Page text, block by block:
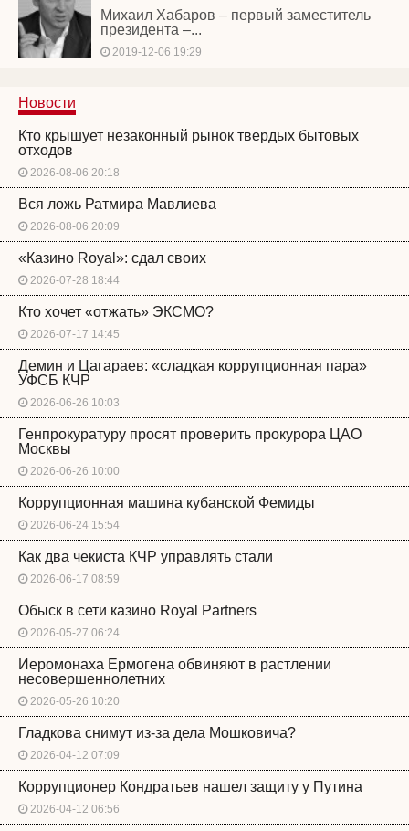
Михаил Хабаров – первый заместитель
президента –...
2019-12-06 19:29
Новости
Кто крышует незаконный рынок твердых бытовых
отходов
2026-08-06 20:18
Вся ложь Ратмира Мавлиева
2026-08-06 20:09
«Казино Royal»: сдал своих
2026-07-28 18:44
Кто хочет «отжать» ЭКСМО?
2026-07-17 14:45
Демин и Цагараев: «сладкая коррупционная пара»
УФСБ КЧР
2026-06-26 10:03
Генпрокуратуру просят проверить прокурора ЦАО
Москвы
2026-06-26 10:00
Коррупционная машина кубанской Фемиды
2026-06-24 15:54
Как два чекиста КЧР управлять стали
2026-06-17 08:59
Обыск в сети казино Royal Partners
2026-05-27 06:24
Иеромонаха Ермогена обвиняют в растлении
несовершеннолетних
2026-05-26 10:20
Гладкова снимут из-за дела Мошковича?
2026-04-12 07:09
Коррупционер Кондратьев нашел защиту у Путина
2026-04-12 06:56